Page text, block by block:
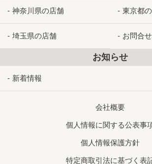
神奈川県の店舗 東京都
埼玉県の店舗 お問合
お知らせ
新着情報
会社概要
個人情報に関する公表事
個人情報保護方針
特定商取引法に基づく表